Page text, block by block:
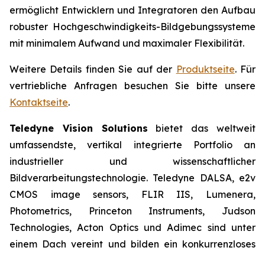
ermöglicht Entwicklern und Integratoren den Aufbau
robuster Hochgeschwindigkeits-Bildgebungssysteme
mit minimalem Aufwand und maximaler Flexibilität.
Weitere Details finden Sie auf der Produktseite. Für
vertriebliche Anfragen besuchen Sie bitte unsere
Kontaktseite.
Teledyne Vision Solutions bietet das weltweit
umfassendste, vertikal integrierte Portfolio an
industrieller und wissenschaftlicher
Bildverarbeitungstechnologie. Teledyne DALSA, e2v
CMOS image sensors, FLIR IIS, Lumenera,
Photometrics, Princeton Instruments, Judson
Technologies, Acton Optics und Adimec sind unter
einem Dach vereint und bilden ein konkurrenzloses